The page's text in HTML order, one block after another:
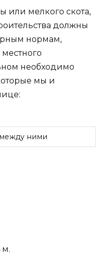
или мелкого скота,
должны
нормам,
необходимо
мы и
ними
м.